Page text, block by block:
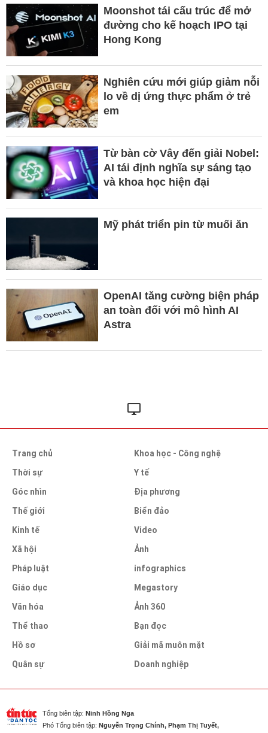
Moonshot tái cấu trúc để mở
đường cho kế hoạch IPO tại
Hong Kong
Nghiên cứu mới giúp giảm nỗi
lo về dị ứng thực phẩm ở trẻ
em
Từ bàn cờ Vây đến giải Nobel:
AI tái định nghĩa sự sáng tạo
và khoa học hiện đại
Mỹ phát triển pin từ muối ăn
OpenAI tăng cường biện pháp
an toàn đối với mô hình AI
Astra
Trang chủ
Thời sự
Góc nhìn
Thế giới
Kinh tế
Xã hội
Pháp luật
Giáo dục
Văn hóa
Thể thao
Hồ sơ
Quân sự
Khoa học - Công nghệ
Y tế
Địa phương
Biển đảo
Video
Ảnh
infographics
Megastory
Ảnh 360
Bạn đọc
Giải mã muôn mặt
Doanh nghiệp
Tổng biên tập: Ninh Hồng Nga
Phó Tổng biên tập: Nguyễn Trọng Chính, Phạm Thị Tuyết,